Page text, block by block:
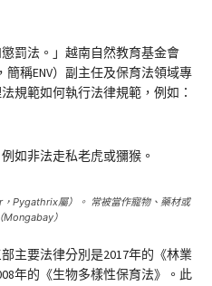
罰法。」越南自然教育基金會
簡稱ENV）副主任及保育法領域專
規範如何執行法律規範，例如：
如非法走私老虎或獼猴。
Pygathrix屬）。 常被當作寵物、藥材或
）
主要法律分別是2017年的《林業
年的《生物多樣性保育法》。此